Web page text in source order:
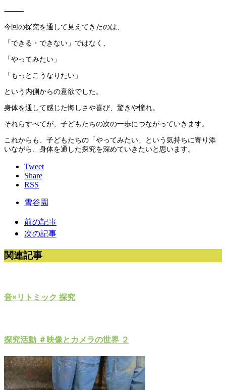
⸻
今回の探究を通して見えてきたのは、
「できる・できない」ではなく、
「やってみたい」
「もっとこうなりたい」
という内側からの意欲でした。
身体を通して感じた悔しさや喜び、驚きや憧れ。
それらすべてが、子どもたちの次の一歩につながっていきます。
これからも、子どもたちの「やってみたい」という気持ちに寄り添
いながら、身体を通した探究を深めていきたいと思います。
Tweet
Share
RSS
雪谷園
前の記事
次の記事
関連記事
音×リトミック 探究
探究活動 ＃映像とカメラの世界 ２